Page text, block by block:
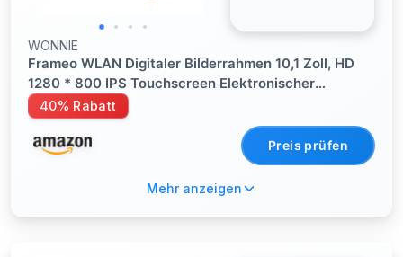
WONNIE
Frameo WLAN Digitaler Bilderrahmen 10,1 Zoll, HD
1280 * 800 IPS Touchscreen Elektronischer
FotoRahmen mit 32GB Speicher, Auto Drehung,
Einfache Weitergabe von Fotos Videos über Frameo
App
40% Rabatt
Preis prüfen
Mehr anzeigen